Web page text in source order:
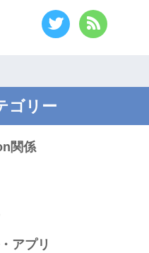
ゴリー
関係
アプリ